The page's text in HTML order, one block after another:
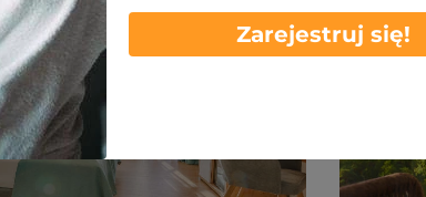
Zarejestruj się!